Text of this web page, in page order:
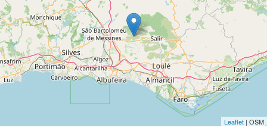
Leaflet | OSM